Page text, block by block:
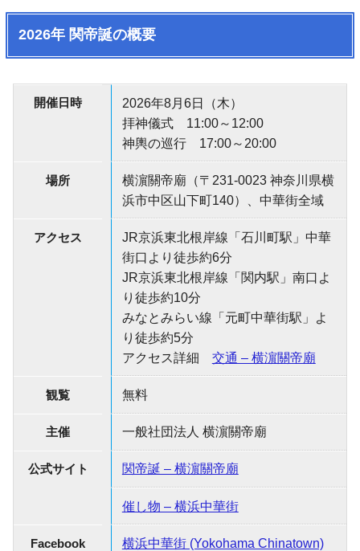
2026年 関帝誕の概要
開催日時
2026年8月6日（木）
拝神儀式 11:00～12:00
神輿の巡行 17:00～20:00
場所
横濵關帝廟（〒231-0023 神奈川県横
浜市中区山下町140）、中華街全域
アクセス
JR京浜東北根岸線「石川町駅」中華
街口より徒歩約6分
JR京浜東北根岸線「関内駅」南口よ
り徒歩約10分
みなとみらい線「元町中華街駅」よ
り徒歩約5分
アクセス詳細 交通 – 横濵關帝廟
観覧 無料
主催 一般社団法人 横濵關帝廟
公式サイト 関帝誕 – 横濵關帝廟
催し物 – 横浜中華街
Facebook 横浜中華街 (Yokohama Chinatown)